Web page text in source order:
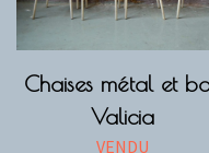
Chaises métal et
Valicia
VENDU